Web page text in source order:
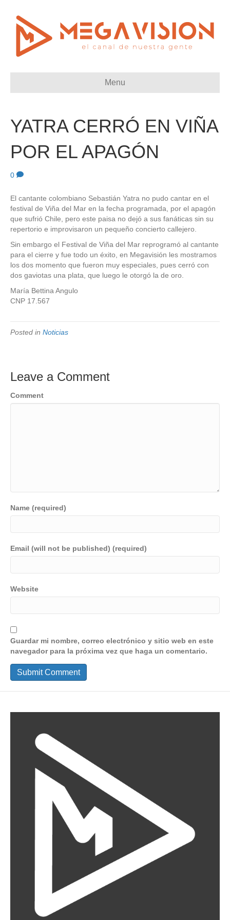
Menu
YATRA CERRÓ EN VIÑA
POR EL APAGÓN
0
El cantante colombiano Sebastián Yatra no pudo cantar en el
festival de Viña del Mar en la fecha programada, por el apagón
que sufrió Chile, pero este paisa no dejó a sus fanáticas sin su
repertorio e improvisaron un pequeño concierto callejero.
Sin embargo el Festival de Viña del Mar reprogramó al cantante
para el cierre y fue todo un éxito, en Megavisión les mostramos
los dos momento que fueron muy especiales, pues cerró con
dos gaviotas una plata, que luego le otorgó la de oro.
María Bettina Angulo
CNP 17.567
Posted in Noticias
Leave a Comment
Comment
Name (required)
Email (will not be published) (required)
Website
Guardar mi nombre, correo electrónico y sitio web en este
navegador para la próxima vez que haga un comentario.